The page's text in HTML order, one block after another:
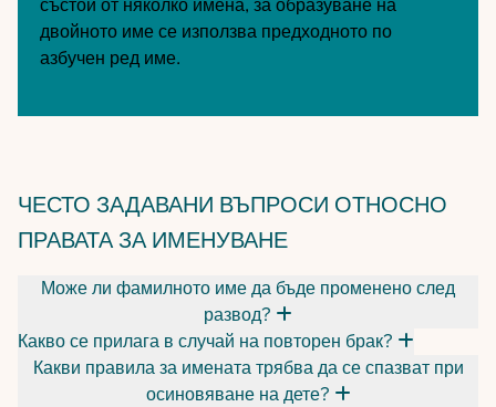
състои от няколко имена, за образуване на
двойното име се използва предходното по
азбучен ред име.
ЧЕСТО ЗАДАВАНИ ВЪПРОСИ ОТНОСНО
ПРАВАТА ЗА ИМЕНУВАНЕ
Може ли фамилното име да бъде променено след
развод?
Какво се прилага в случай на повторен брак?
Какви правила за имената трябва да се спазват при
осиновяване на дете?